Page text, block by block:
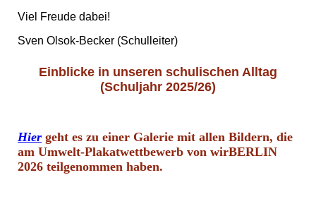
Viel Freude dabei!
Sven Olsok-Becker (Schulleiter)
Einblicke in unseren schulischen Alltag
(Schuljahr 2025/26)
Hier geht es zu einer Galerie mit allen Bildern, die
am Umwelt-Plakatwettbewerb von wirBERLIN
2026 teilgenommen haben.